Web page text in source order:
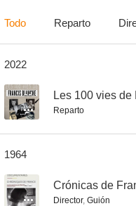
Todo Reparto
2022
-- Les 100 vies
Reparto
1964
-- Crónicas de
Director, Guión